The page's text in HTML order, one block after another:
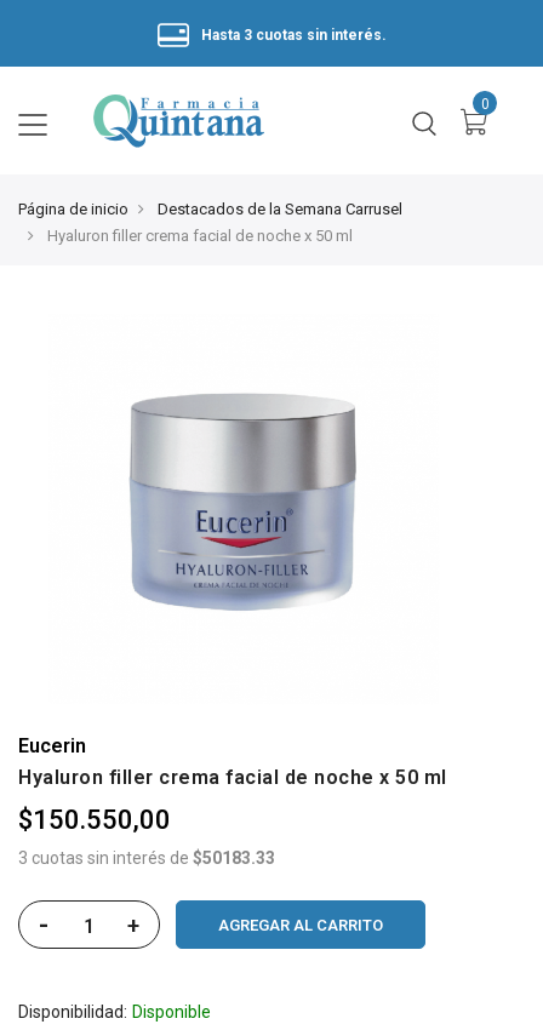
Hasta 3 cuotas sin interés.
Página de inicio
Destacados de la Semana Carrusel
Hyaluron filler crema facial de noche x 50 ml
Eucerin
Hyaluron filler crema facial de noche x 50 ml
$150.550,00
3 cuotas sin interés de $50183.33
- + AGREGAR AL CARRITO
Disponibilidad: Disponible